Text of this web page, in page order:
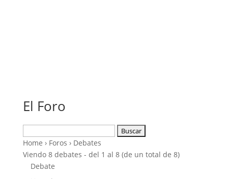
El Foro
Home › Foros › Debates
Viendo 8 debates - del 1 al 8 (de un total de 8)
Debate